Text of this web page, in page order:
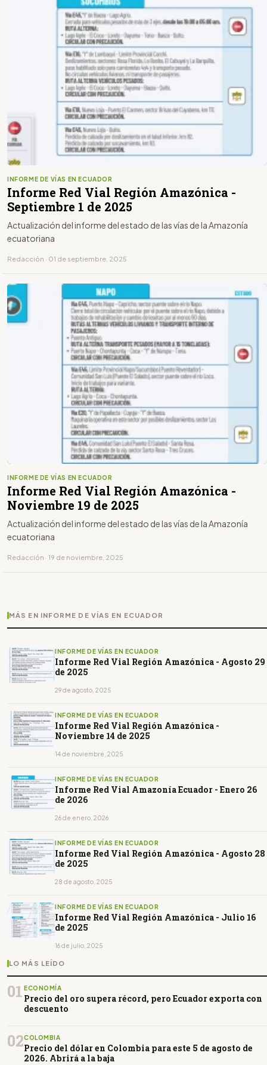
INFORME DE VÍAS EN ECUADOR
Informe Red Vial Región Amazónica -
Septiembre 1 de 2025
Actualización del informe del estado de las vías de la Amazonía
ecuatoriana
Redacción · 01 de septiembre, 2025
INFORME DE VÍAS EN ECUADOR
Informe Red Vial Región Amazónica -
Noviembre 19 de 2025
Actualización del informe del estado de las vías de la Amazonía
ecuatoriana
Redacción · 19 de noviembre, 2025
MÁS EN INFORME DE VÍAS EN ECUADOR
INFORME DE VÍAS EN ECUADOR
Informe Red Vial Región Amazónica - Agosto 29
de 2025
29 de agosto, 2025
INFORME DE VÍAS EN ECUADOR
Informe Red Vial Región Amazónica -
Noviembre 14 de 2025
14 de noviembre, 2025
INFORME DE VÍAS EN ECUADOR
Informe Red Vial Amazonía Ecuador - Enero 26
de 2026
26 de enero, 2026
INFORME DE VÍAS EN ECUADOR
Informe Red Vial Región Amazónica - Agosto 28
de 2025
28 de agosto, 2025
INFORME DE VÍAS EN ECUADOR
Informe Red Vial Región Amazónica - Julio 16
de 2025
16 de julio, 2025
LO MÁS LEÍDO
01 ECONOMÍA
Precio del oro supera récord, pero Ecuador exporta con
descuento
02COLOMBIA
Precio del dólar en Colombia para este 5 de agosto de
2026. Abrirá a la baja